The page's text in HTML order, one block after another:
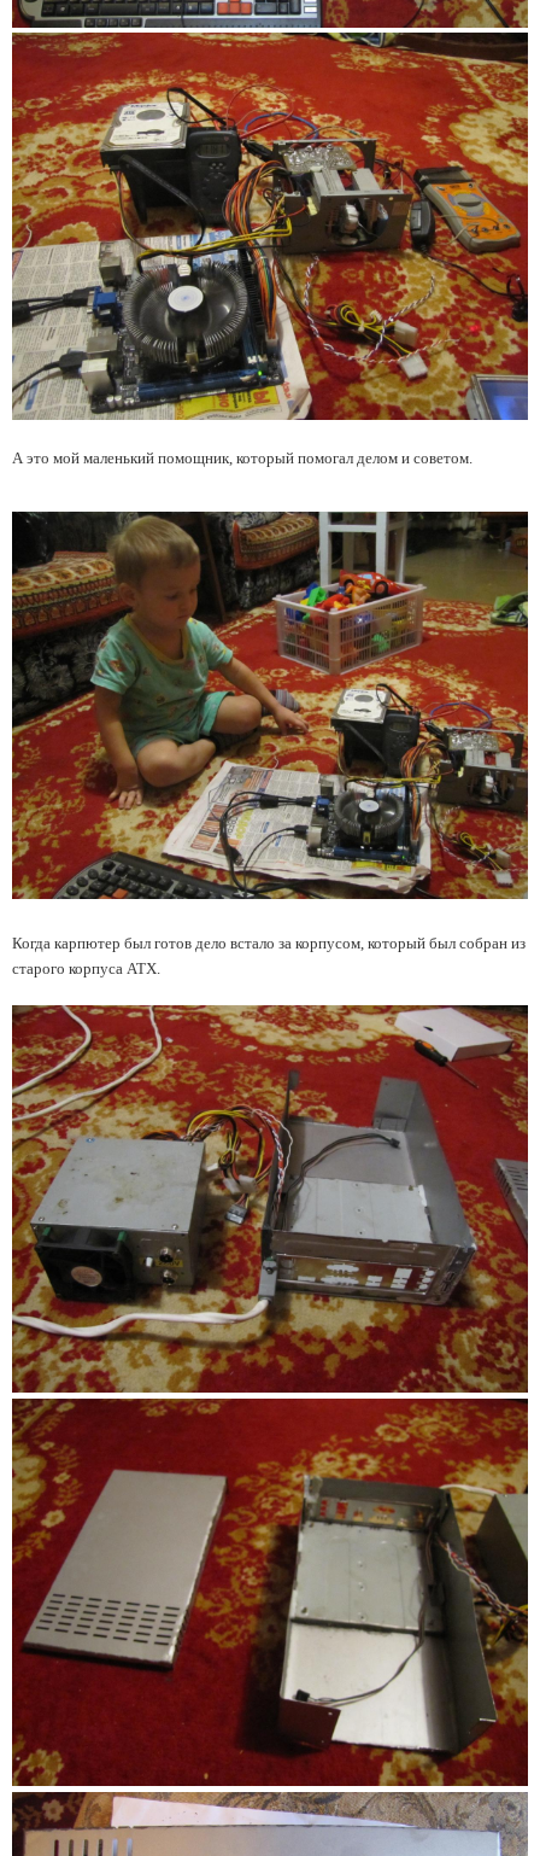
А это мой маленький помощник, который помогал делом и советом.
Когда карпютер был готов дело встало за корпусом, который был собран из
старого корпуса ATX.